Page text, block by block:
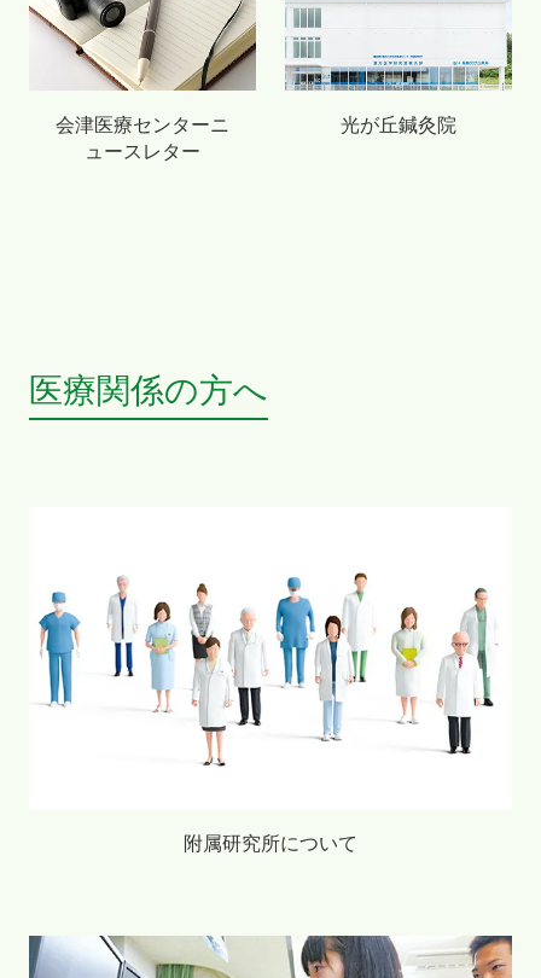
会津医療センターニ
ュースレター
光が丘鍼灸院
医療関係の方へ
附属研究所について